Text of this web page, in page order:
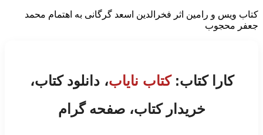
کتاب ویس و رامین اثر فخرالدین اسعد گرگانی به اهتمام محمد
جعفر محجوب
کارا کتاب:کتاب نایاب، دانلود کتاب،
خریدار کتاب، صفحه گرام